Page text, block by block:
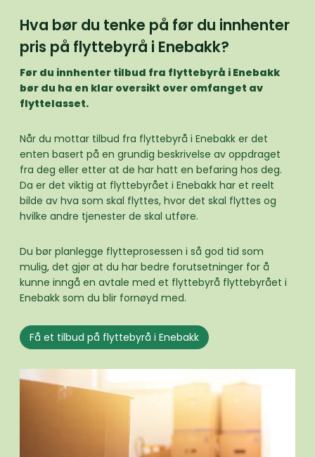
Hva bør du tenke på før du innhenter
pris på flyttebyrå i Enebakk?
Før du innhenter tilbud fra flyttebyrå i Enebakk
bør du ha en klar oversikt over omfanget av
flyttelasset.
Når du mottar tilbud fra flyttebyrå i Enebakk er det
enten basert på en grundig beskrivelse av oppdraget
fra deg eller etter at de har hatt en befaring hos deg.
Da er det viktig at flyttebyrået i Enebakk har et reelt
bilde av hva som skal flyttes, hvor det skal flyttes og
hvilke andre tjenester de skal utføre.
Du bør planlegge flytteprosessen i så god tid som
mulig, det gjør at du har bedre forutsetninger for å
kunne inngå en avtale med et flyttebyrå flyttebyrået i
Enebakk som du blir fornøyd med.
Få et tilbud på flyttebyrå i Enebakk